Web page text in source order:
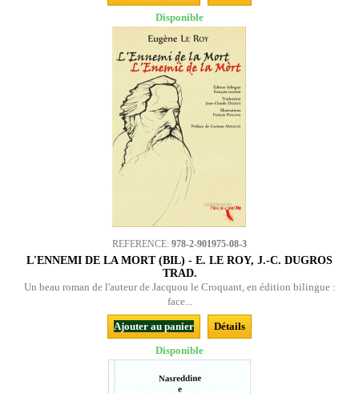
Disponible
REFERENCE: 978-2-901975-08-3
L'ENNEMI DE LA MORT (BIL) - E. LE ROY, J.-C. DUGROS
TRAD.
Un beau roman de l'auteur de Jacquou le Croquant, en édition bilingue :
face...
Ajouter au panier
Détails
Disponible